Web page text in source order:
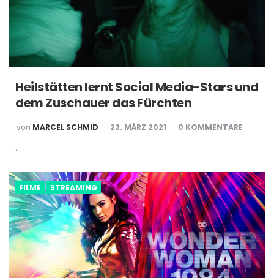
Heilstätten lernt Social Media-Stars und
dem Zuschauer das Fürchten
POSTED
BY
von MARCEL SCHMID 23. MÄRZ 2021 0 KOMMENTARE
…
FILME STREAMING